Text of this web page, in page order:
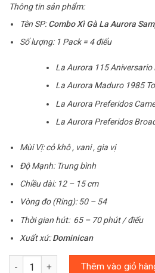
Thông tin sản phẩm:
Tên SP:Combo Xì Gà La Aurora
Số lượng: 1 Pack = 4 điếu
La Aurora 115 Aniversario
La Aurora Maduro 1985
La Aurora Preferidos
La Aurora Preferidos
Mùi Vị: cỏ khô , vani , gia vị
Độ Mạnh: Trung bình
Chiều dài: 12 – 15 cm
Vòng đo (Ring): 50 – 54
Thời gian hút: 65 – 70 phút / điếu
Xuất xứ:Dominican
Số lượng Thêm vào giỏ